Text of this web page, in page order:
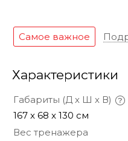
Самое важное
Характеристики
Габариты (Д х Ш х В)
167 x 68 x 130 см
Вес тренажера